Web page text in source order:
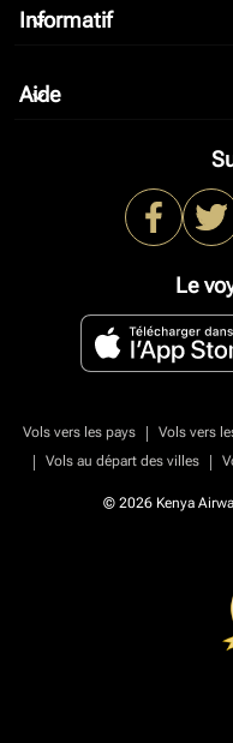
Informatif
keyboard_arrow_down
Aide
keyboard_arrow_down
Le
Vols vers les pays | Vols vers
|
Vols au départ des villes |
© 2026 Kenya